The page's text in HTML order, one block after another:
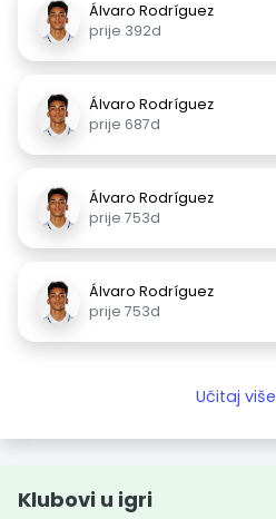
Álvaro Rodríguez
prije 392d
Álvaro Rodríguez
prije 687d
Álvaro Rodríguez
prije 753d
Álvaro Rodríguez
prije 753d
Učitaj više
Klubovi u igri